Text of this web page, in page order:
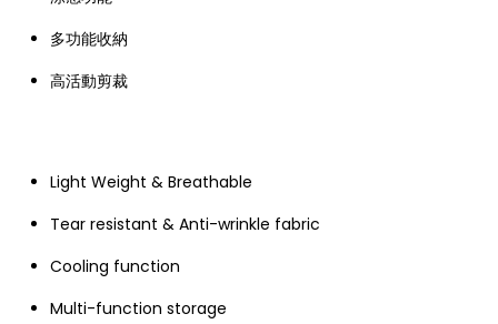
多功能收納
高活動剪裁
Light Weight & Breathable
Tear resistant & Anti-wrinkle fabric
Cooling function
Multi-function storage